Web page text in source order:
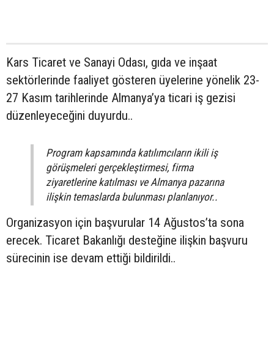
Kars Ticaret ve Sanayi Odası, gıda ve inşaat
sektörlerinde faaliyet gösteren üyelerine yönelik 23-
27 Kasım tarihlerinde Almanya’ya ticari iş gezisi
düzenleyeceğini duyurdu..
Program kapsamında katılımcıların ikili iş
görüşmeleri gerçekleştirmesi, firma
ziyaretlerine katılması ve Almanya pazarına
ilişkin temaslarda bulunması planlanıyor..
Organizasyon için başvurular 14 Ağustos’ta sona
erecek. Ticaret Bakanlığı desteğine ilişkin başvuru
sürecinin ise devam ettiği bildirildi..